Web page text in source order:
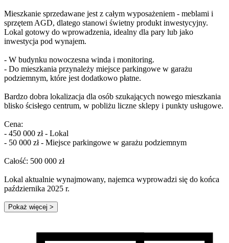
Mieszkanie sprzedawane jest z całym wyposażeniem - meblami i
sprzętem AGD, dlatego stanowi świetny produkt inwestycyjny.
Lokal gotowy do wprowadzenia, idealny dla pary lub jako
inwestycja pod wynajem.
- W budynku nowoczesna winda i monitoring.
- Do mieszkania przynależy miejsce parkingowe w garażu
podziemnym, które jest dodatkowo płatne.
Bardzo dobra lokalizacja dla osób szukających nowego mieszkania
blisko ścisłego centrum, w pobliżu liczne sklepy i punkty usługowe.
Cena:
- 450 000 zł - Lokal
- 50 000 zł - Miejsce parkingowe w garażu podziemnym
Całość: 500 000 zł
Lokal aktualnie wynajmowany, najemca wyprowadzi się do końca
października 2025 r.
Pokaż więcej >